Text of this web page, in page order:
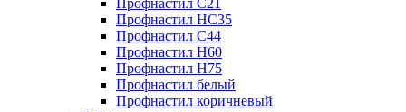
Профнастил С21
Профнастил НС35
Профнастил С44
Профнастил Н60
Профнастил Н75
Профнастил белый
Профнастил коричневый